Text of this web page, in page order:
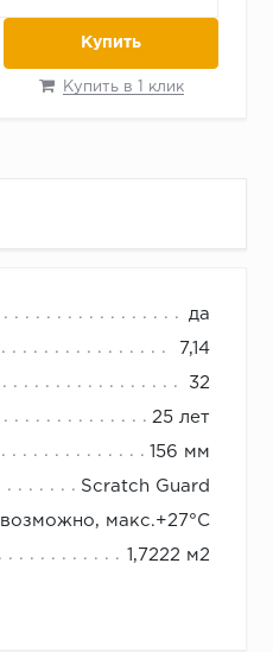
Купить
Купить в 1 клик
да
7,14
32
25 лет
156 мм
Scratch Guard
возможно, макс.+27°С
1,7222 м2